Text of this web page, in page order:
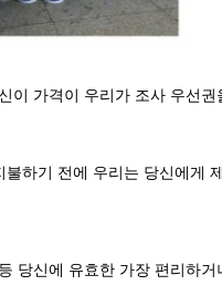
이 가격이 우리가 조사 우선
하기 전에 우리는 당신에게
당신에 유효한 가장 편리하거